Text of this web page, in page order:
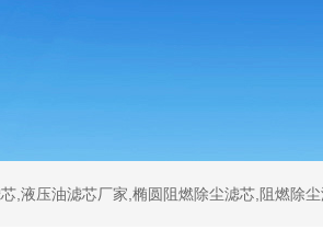
,液压油滤芯厂家,椭圆阻燃除尘滤芯,阻燃除